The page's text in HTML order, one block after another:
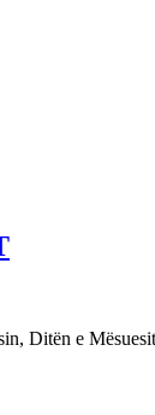
Ditën e